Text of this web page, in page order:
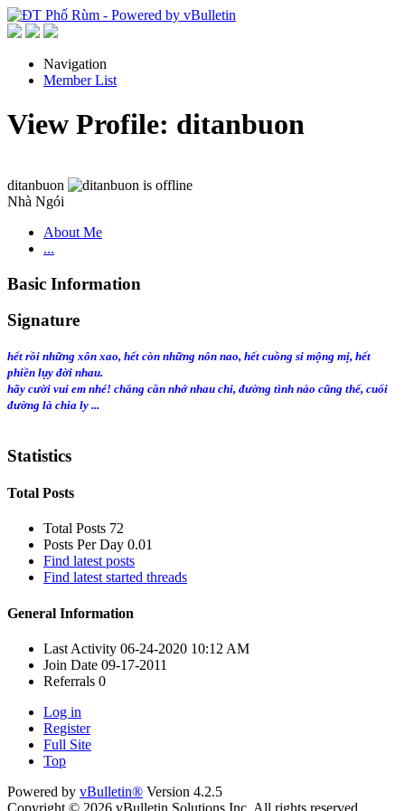
Navigation
Member List
View Profile: ditanbuon
ditanbuon
Nhà Ngói
About Me
...
Basic Information
Signature
hết rồi những xôn xao, hết còn những nôn nao, hết cuồng si mộng mị, hết
phiền lụy đời nhau.
hãy cười vui em nhé! chẳng cần nhớ nhau chi, đường tình nào cũng thế, cuối
đường là chia ly ...
Statistics
Total Posts
Total Posts 72
Posts Per Day 0.01
Find latest posts
Find latest started threads
General Information
Last Activity 06-24-2020 10:12 AM
Join Date 09-17-2011
Referrals 0
Log in
Register
Full Site
Top
Powered by vBulletin® Version 4.2.5
Copyright © 2026 vBulletin Solutions Inc. All rights reserved.